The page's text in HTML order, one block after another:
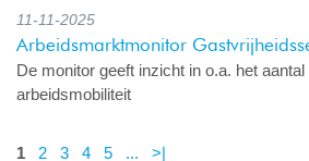
11-11-2025
Arbeidsmarktmonitor
De monitor geeft inzicht in o.a. het
arbeidsmobiliteit
1 2 3 4 5 ... >|